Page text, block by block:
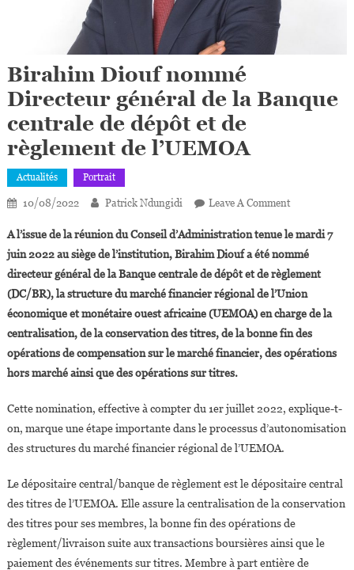
Birahim Diouf nommé
Directeur général de la Banque
centrale de dépôt et de
règlement de l’UEMOA
Actualités Portrait
10/08/2022 Patrick Ndungidi Leave A CommentOn
Diouf
Nommé
Directeur
Général
De
La
Banque
Dépôt
A l’issue de la réunion du Conseil d’Administration tenue le mardi 7
juin 2022 au siège de l’institution, Birahim Diouf a été nommé
directeur général de la Banque centrale de dépôt et de règlement
(DC/BR), la structure du marché financier régional de l’Union
économique et monétaire ouest africaine (UEMOA) en charge de la
centralisation, de la conservation des titres, de la bonne fin des
opérations de compensation sur le marché financier, des opérations
hors marché ainsi que des opérations sur titres.
Cette nomination, effective à compter du 1er juillet 2022, explique-t-
on, marque une étape importante dans le processus d’autonomisation
des structures du marché financier régional de l’UEMOA.
Le dépositaire central/banque de règlement est le dépositaire central
des titres de l’UEMOA. Elle assure la centralisation de la conservation
des titres pour ses membres, la bonne fin des opérations de
règlement/livraison suite aux transactions boursières ainsi que le
paiement des événements sur titres. Membre à part entière de